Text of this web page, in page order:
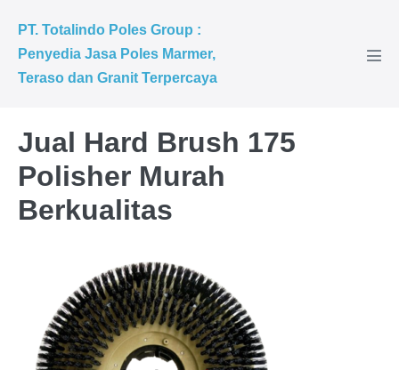
PT. Totalindo Poles Group :
Penyedia Jasa Poles Marmer,
Teraso dan Granit Terpercaya
Jual Hard Brush 175
Polisher Murah
Berkualitas